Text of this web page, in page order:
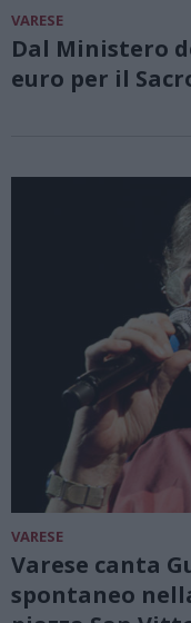
VARESE
Dal Ministero
euro per il
VARESE
Varese canta
spontaneo